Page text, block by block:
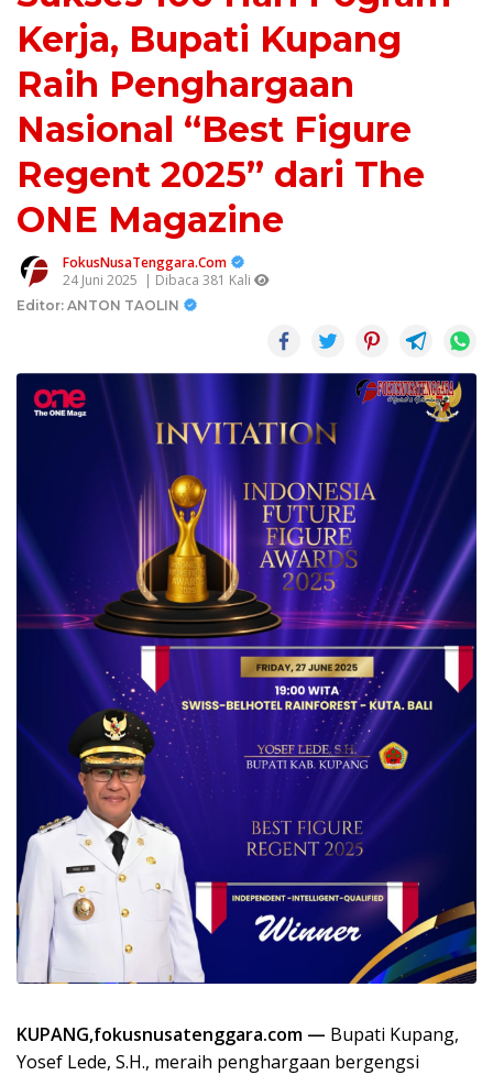
Kerja, Bupati Kupang
Raih Penghargaan
Nasional “Best Figure
Regent 2025” dari The
ONE Magazine
FokusNusaTenggara.Com
24 Juni 2025 | Dibaca 381 Kali
Editor: ANTON TAOLIN
KUPANG,fokusnusatenggara.com — Bupati Kupang,
Yosef Lede, S.H., meraih penghargaan bergengsi